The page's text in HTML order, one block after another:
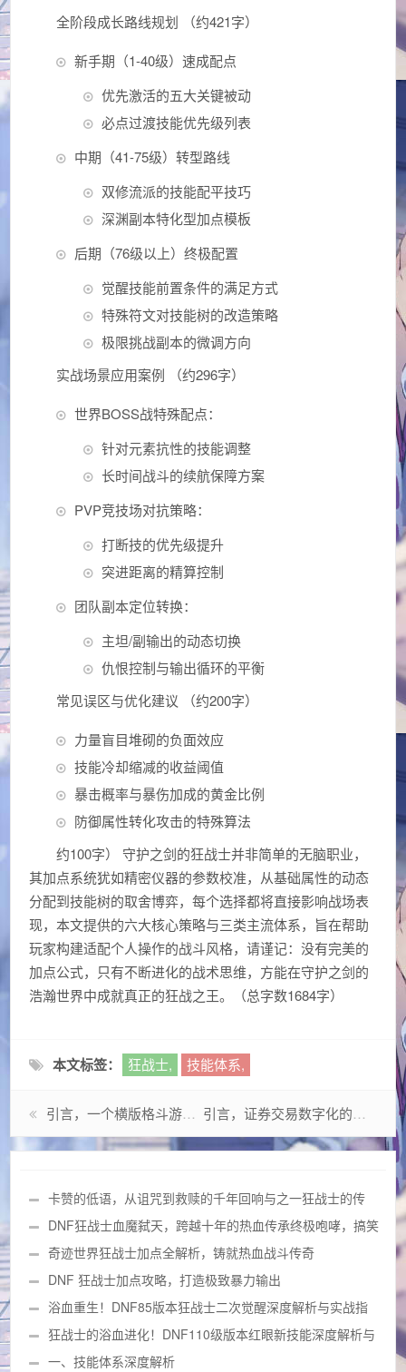
全阶段成长路线规划 （约421字）
新手期（1-40级）速成配点
优先激活的五大关键被动
必点过渡技能优先级列表
中期（41-75级）转型路线
双修流派的技能配平技巧
深渊副本特化型加点模板
后期（76级以上）终极配置
觉醒技能前置条件的满足方式
特殊符文对技能树的改造策略
极限挑战副本的微调方向
实战场景应用案例 （约296字）
世界BOSS战特殊配点：
针对元素抗性的技能调整
长时间战斗的续航保障方案
PVP竞技场对抗策略：
打断技的优先级提升
突进距离的精算控制
团队副本定位转换：
主坦/副输出的动态切换
仇恨控制与输出循环的平衡
常见误区与优化建议 （约200字）
力量盲目堆砌的负面效应
技能冷却缩减的收益阈值
暴击概率与暴伤加成的黄金比例
防御属性转化攻击的特殊算法
约100字） 守护之剑的狂战士并非简单的无脑职业，
其加点系统犹如精密仪器的参数校准，从基础属性的动态
分配到技能树的取舍博弈，每个选择都将直接影响战场表
现，本文提供的六大核心策略与三类主流体系，旨在帮助
玩家构建适配个人操作的战斗风格，请谨记：没有完美的
加点公式，只有不断进化的战术思维，方能在守护之剑的
浩瀚世界中成就真正的狂战之王。（总字数1684字）
本文标签： 狂战士, 技能体系,
引言，一个横版格斗游戏的全球征途 引言，证券交易数字化的战略转型
卡赞的低语，从诅咒到救赎的千年回响与之一狂战士的传
奇 DNF狂战士血魔弑天，跨越十年的热血传承终极咆哮，搞笑
动态图来袭
奇迹世界狂战士加点全解析，铸就热血战斗传奇
DNF 狂战士加点攻略，打造极致暴力输出
浴血重生！DNF85版本狂战士二次觉醒深度解析与实战指
南 狂战士的浴血进化！DNF110级版本红眼新技能深度解析与
实战评测
一、技能体系深度解析